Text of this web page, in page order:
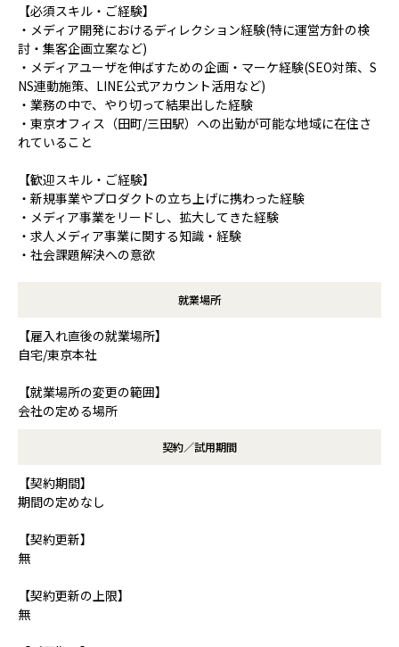
【必須スキル・ご経験】
・メディア開発におけるディレクション経験(特に運営方針の検
討・集客企画立案など)
・メディアユーザを伸ばすための企画・マーケ経験(SEO対策、S
NS連動施策、LINE公式アカウント活用など)
・業務の中で、やり切って結果出した経験
・東京オフィス（田町/三田駅）への出勤が可能な地域に在住さ
れていること
【歓迎スキル・ご経験】
・新規事業やプロダクトの立ち上げに携わった経験
・メディア事業をリードし、拡大してきた経験
・求人メディア事業に関する知識・経験
・社会課題解決への意欲
就業場所
【雇入れ直後の就業場所】
自宅/東京本社
【就業場所の変更の範囲】
会社の定める場所
契約／試用期間
【契約期間】
期間の定めなし
【契約更新】
無
【契約更新の上限】
無